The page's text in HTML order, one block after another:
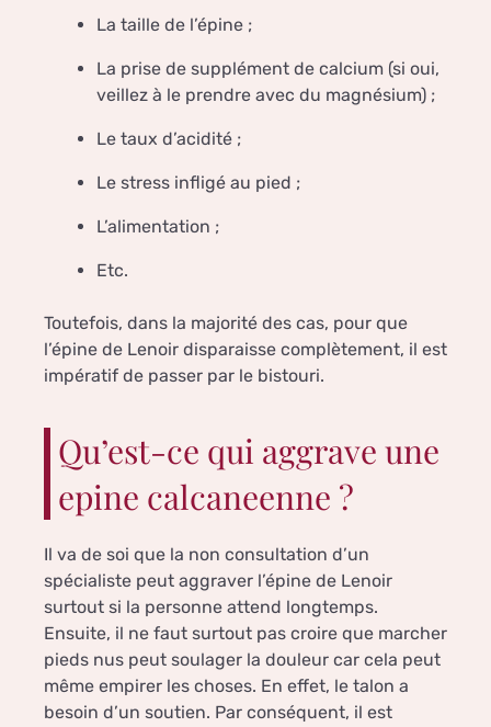
La taille de l’épine ;
La prise de supplément de calcium (si oui,
veillez à le prendre avec du magnésium) ;
Le taux d’acidité ;
Le stress infligé au pied ;
L’alimentation ;
Etc.
Toutefois, dans la majorité des cas, pour que
l’épine de Lenoir disparaisse complètement, il est
impératif de passer par le bistouri.
Qu’est-ce qui aggrave une
epine calcaneenne ?
Il va de soi que la non consultation d’un
spécialiste peut aggraver l’épine de Lenoir
surtout si la personne attend longtemps.
Ensuite, il ne faut surtout pas croire que marcher
pieds nus peut soulager la douleur car cela peut
même empirer les choses. En effet, le talon a
besoin d’un soutien. Par conséquent, il est